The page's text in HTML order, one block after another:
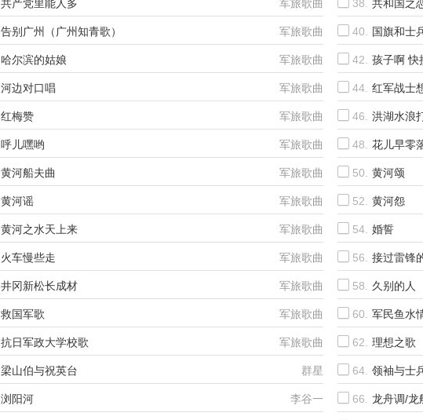
共产党里能人多 军旅歌曲 38. 共和国之
告别广州（广州知青歌） 军旅歌曲 40. 国旗和士
哈尔滨的姑娘 军旅歌曲 42. 孩子啊 快
河边对口唱 军旅歌曲 44. 红军战士
红梅赞 军旅歌曲 46. 洪湖水浪
呼儿嘿哟 军旅歌曲 48. 花儿早零
黄河船夫曲 军旅歌曲 50. 黄河颂
黄河谣 军旅歌曲 52. 黄河怨
黄河之水天上来 军旅歌曲 54. 婚誓
火车慢些走 军旅歌曲 56. 接过雷锋
井冈新松长成材 军旅歌曲 58. 久别的人
救国军歌 军旅歌曲 60. 军民鱼水
抗日军政大学校歌 军旅歌曲 62. 理想之歌
梁山伯与祝英台 群星 64. 领袖与士
浏阳河 李谷一 66. 龙舟调/龙